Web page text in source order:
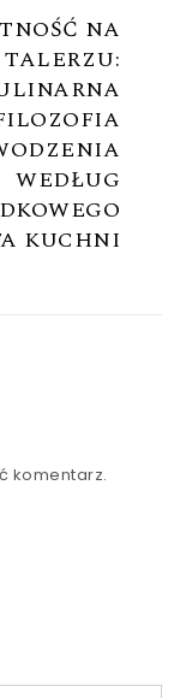
NA
TALERZU:
WEDŁUG
KUCHNI
komentarz.